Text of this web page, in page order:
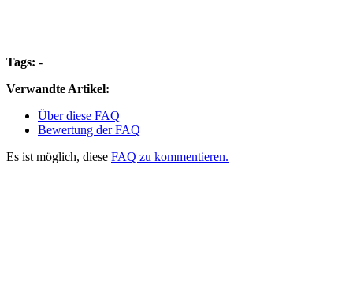
Tags: -
Verwandte Artikel:
Über diese FAQ
Bewertung der FAQ
Es ist möglich, diese FAQ zu kommentieren.